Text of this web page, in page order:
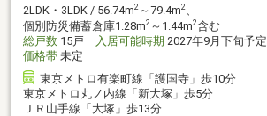
2LDK・3LDK / 56.74m2 ～79.4m2
個別防災備蓄倉庫1.28m2 ～1.44m2含む
総戸数 15戸 入居可能時期 2027年9月下旬予定
価格帯 未定
東京メトロ有楽町線「護国寺」歩10分
東京メトロ丸ノ内線「新大塚」歩5分
ＪＲ山手線「大塚」歩13分